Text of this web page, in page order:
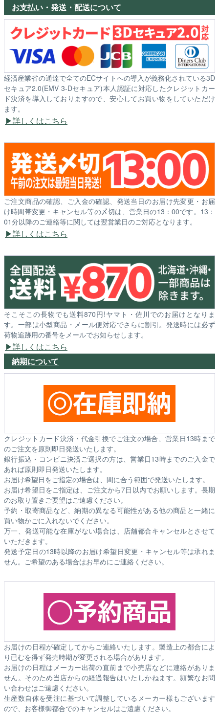
お支払い・発送・配送について
経済産業省の通達で全てのECサイトへの導入が義務化されている3D
セキュア2.0(EMV 3-Dセキュア)本人認証に対応したクレジットカー
ド決済を導入しておりますので、安心してお買い物をしていただけ
ます。
詳しくはこちら
ご注文商品の確認、ご入金の確認、発送当日のお届け先変更・お届
け時間帯変更・キャンセル等の〆切は、営業日の13：00です。13：
01分以降のご連絡等に関しては翌営業日のご対応となります。
詳しくはこちら
そこそこの長物でも送料870円!ヤマト・佐川でのお届けとなりま
す。一部は小型商品・メール便対応でさらに割引。発送時には必ず
荷物追跡用の番号をメールでお知らせします。
詳しくはこちら
納期について
クレジットカード決済・代金引換でご注文の場合、営業日13時まで
のご注文を原則即日発送いたします。
銀行振込・コンビニ決済ご選択の方は、営業日13時までのご入金で
あれば原則即日発送いたします。
お届け希望日をご指定の場合は、間に合う範囲で発送いたします。
お届け希望日をご指定は、ご注文から7日以内でお願いします。長期
のお取り置きご要望はご遠慮ください。
予約・取寄商品など、納期の異なる可能性がある他の商品と一緒に
買い物かごに入れないでください。
万一、発送可能な在庫がない場合は、店舗都合キャンセルとさせて
いただきます。
発送予定日の13時以降のお届け希望日変更・キャンセル等は承れま
せん。ご希望のある場合はお早めにご連絡ください。
お届けの日程が確定してからご連絡いたします。製造上の都合によ
り已むを得ず発売時期が変更される場合があります。
お届けの日程はメーカー出荷の直前まで小売店などに連絡がありま
せん。そのため当店からの経過報告はいたしかねます。頻繁なお問
い合わせはご遠慮ください。
生産数自体を受注に基づいて調整しているメーカー様もございます
ので、お客様御都合でのキャンセルはご遠慮ください。